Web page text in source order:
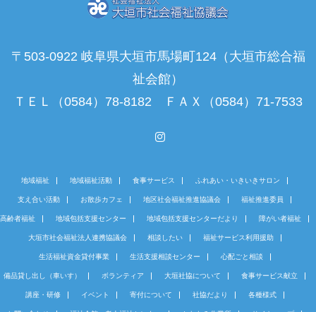
〒503-0922 岐阜県大垣市馬場町124（大垣市総合福
祉会館）
ＴＥＬ（0584）78-8182 ＦＡＸ（0584）71-7533
地域福祉 地域福祉活動 食事サービス ふれあい・いきいきサロン
支え合い活動 お散歩カフェ 地区社会福祉推進協議会 福祉推進委員
高齢者福祉 地域包括支援センター 地域包括支援センターだより 障がい者福祉
大垣市社会福祉法人連携協議会 相談したい 福祉サービス利用援助
生活福祉資金貸付事業 生活支援相談センター 心配ごと相談
備品貸し出し（車いす） ボランティア 大垣社協について 食事サービス献立
講座・研修 イベント 寄付について 社協だより 各種様式